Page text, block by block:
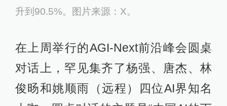
升到90.5%。图片来源：X。
在上周举行的AGI-Next前沿峰会圆桌
对话上，罕见集齐了杨强、唐杰、林
俊旸和姚顺雨（远程）四位AI界知名